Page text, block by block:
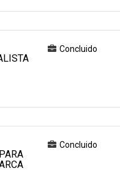
Concluido
Concluido